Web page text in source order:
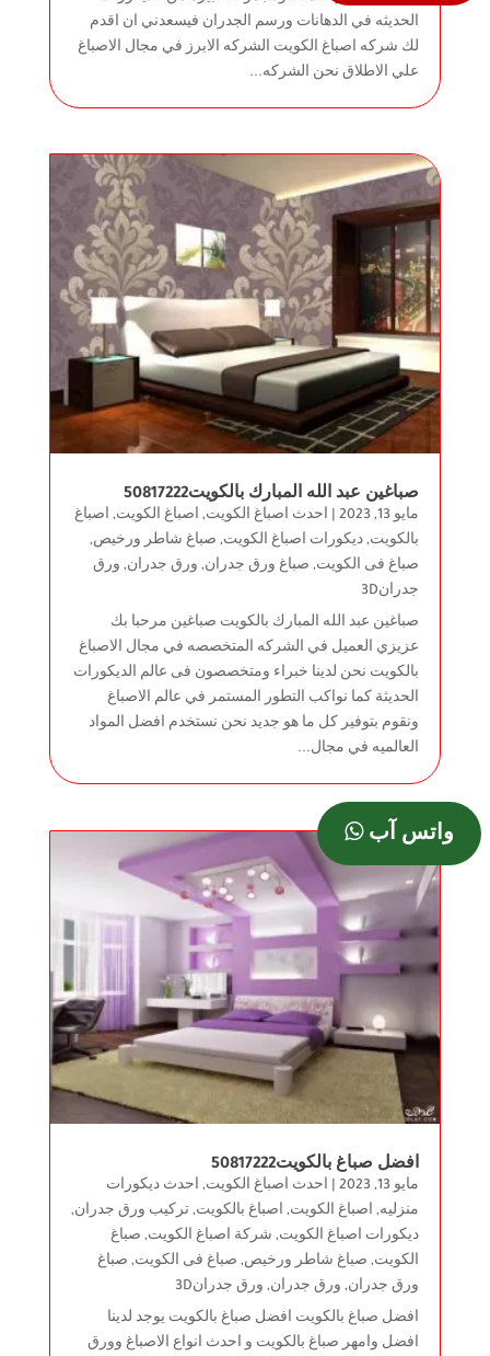
الحديثه في الدهانات ورسم الجدران فيسعدني ان اقدم
لك شركه اصباغ الكويت الشركه الابرز في مجال الاصباغ
علي الاطلاق نحن الشركه...
صباغين عبد الله المبارك بالكويت50817222
مايو 13, 2023 | احدث اصباغ الكويت, اصباغ الكويت, اصباغ
بالكويت, ديكورات اصباغ الكويت, صباغ شاطر ورخيص,
صباغ فى الكويت, صباغ ورق جدران, ورق جدران, ورق
جدران3D
صباغين عبد الله المبارك بالكويت صباغين مرحبا بك
عزيزي العميل في الشركه المتخصصه في مجال الاصباغ
بالكويت نحن لدينا خبراء ومتخصصون فى عالم الديكورات
الحديثة كما نواكب التطور المستمر في عالم الاصباغ
ونقوم بتوفير كل ما هو جديد نحن نستخدم افضل المواد
العالميه في مجال...
افضل صباغ بالكويت50817222
مايو 13, 2023 | احدث اصباغ الكويت, احدث ديكورات
منزليه, اصباغ الكويت, اصباغ بالكويت, تركيب ورق جدران,
ديكورات اصباغ الكويت, شركة اصباغ الكويت, صباغ
الكويت, صباغ شاطر ورخيص, صباغ فى الكويت, صباغ
ورق جدران, ورق جدران, ورق جدران3D
افضل صباغ بالكويت افضل صباغ بالكويت يوجد لدينا
افضل وامهر صباغ بالكويت و احدث انواع الاصباغ وورق
واتس آب